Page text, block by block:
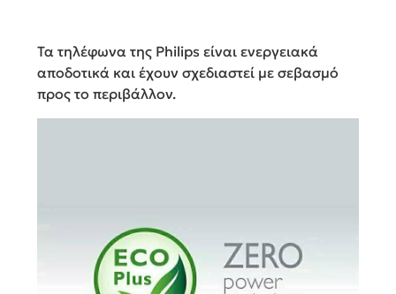
Τα τηλέφωνα της Philips είναι ενεργειακά
αποδοτικά και έχουν σχεδιαστεί με σεβασμό
προς το περιβάλλον.